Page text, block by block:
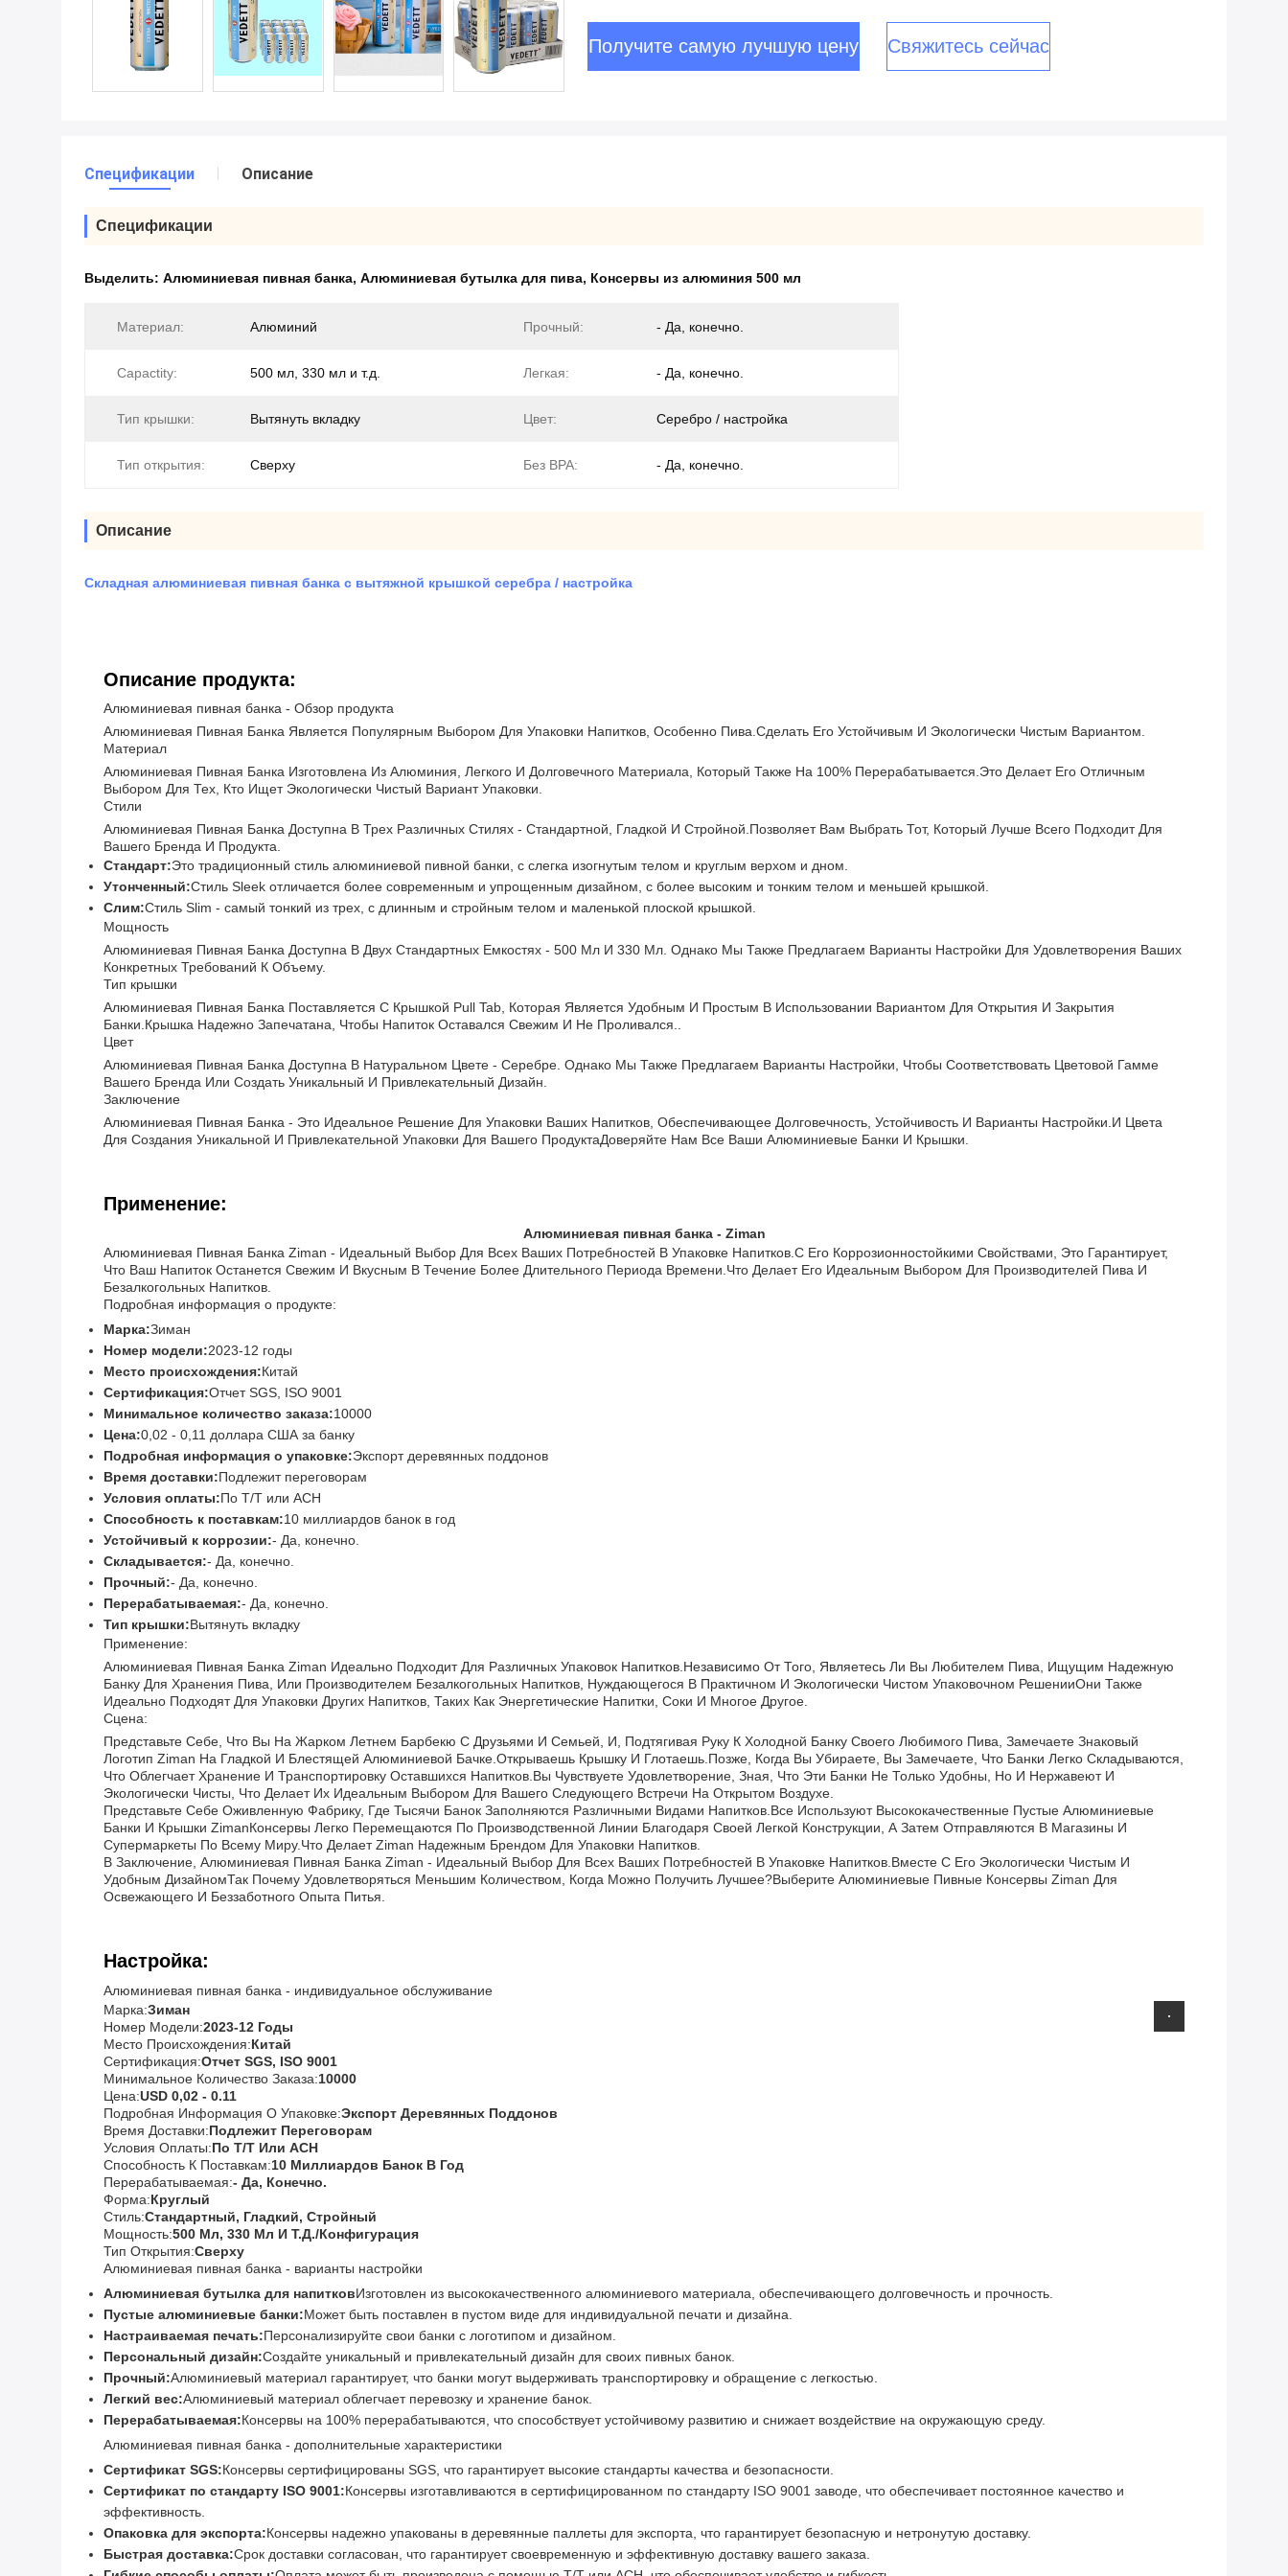
Получите самую лучшую цену Свяжитесь сейчас
Спецификации Описание
Спецификации
Выделить: Алюминиевая пивная банка, Алюминиевая бутылка для пива, Консервы из алюминия 500 мл
Материал: Алюминий Прочный: - Да, конечно.
Capactity: 500 мл, 330 мл и т.д. Легкая: - Да, конечно.
Тип крышки: Вытянуть вкладку Цвет: Серебро / настройка
Тип открытия: Сверху Без BPA: - Да, конечно.
Описание
Складная алюминиевая пивная банка с вытяжной крышкой серебра / настройка
Описание продукта:
Алюминиевая пивная банка - Обзор продукта
Алюминиевая Пивная Банка Является Популярным Выбором Для Упаковки Напитков, Особенно Пива.сделать Его Устойчивым И Экологически Чистым Вариантом.
Материал
Алюминиевая Пивная Банка Изготовлена Из Алюминия, Легкого И Долговечного Материала, Который Также На 100% Перерабатывается.Это Делает Его Отличным
Выбором Для Тех, Кто Ищет Экологически Чистый Вариант Упаковки.
Стили
Алюминиевая Пивная Банка Доступна В Трех Различных Стилях - Стандартной, Гладкой И Стройной.позволяет Вам Выбрать Тот, Который Лучше Всего Подходит Для
Вашего Бренда И Продукта.
Стандарт:Это традиционный стиль алюминиевой пивной банки, с слегка изогнутым телом и круглым верхом и дном.
Утонченный:Стиль Sleek отличается более современным и упрощенным дизайном, с более высоким и тонким телом и меньшей крышкой.
Слим:Стиль Slim - самый тонкий из трех, с длинным и стройным телом и маленькой плоской крышкой.
Мощность
Алюминиевая Пивная Банка Доступна В Двух Стандартных Емкостях - 500 Мл И 330 Мл. Однако Мы Также Предлагаем Варианты Настройки Для Удовлетворения Ваших
Конкретных Требований К Объему.
Тип крышки
Алюминиевая Пивная Банка Поставляется С Крышкой Pull Tab, Которая Является Удобным И Простым В Использовании Вариантом Для Открытия И Закрытия
Банки.Крышка Надежно Запечатана, Чтобы Напиток Оставался Свежим И Не Проливался..
Цвет
Алюминиевая Пивная Банка Доступна В Натуральном Цвете - Серебре. Однако Мы Также Предлагаем Варианты Настройки, Чтобы Соответствовать Цветовой Гамме
Вашего Бренда Или Создать Уникальный И Привлекательный Дизайн.
Заключение
Алюминиевая Пивная Банка - Это Идеальное Решение Для Упаковки Ваших Напитков, Обеспечивающее Долговечность, Устойчивость И Варианты Настройки.и Цвета
Для Создания Уникальной И Привлекательной Упаковки Для Вашего ПродуктаДоверяйте Нам Все Ваши Алюминиевые Банки И Крышки.
Применение:
Алюминиевая пивная банка - Ziman
Алюминиевая Пивная Банка Ziman - Идеальный Выбор Для Всех Ваших Потребностей В Упаковке Напитков.С Его Коррозионностойкими Свойствами, Это Гарантирует,
Что Ваш Напиток Останется Свежим И Вкусным В Течение Более Длительного Периода Времени.что Делает Его Идеальным Выбором Для Производителей Пива И
Безалкогольных Напитков.
Подробная информация о продукте:
Марка:Зиман
Номер модели:2023-12 годы
Место происхождения:Китай
Сертификация:Отчет SGS, ISO 9001
Минимальное количество заказа:10000
Цена:0,02 - 0,11 доллара США за банку
Подробная информация о упаковке:Экспорт деревянных поддонов
Время доставки:Подлежит переговорам
Условия оплаты:По Т/Т или ACH
Способность к поставкам:10 миллиардов банок в год
Устойчивый к коррозии:- Да, конечно.
Складывается:- Да, конечно.
Прочный:- Да, конечно.
Перерабатываемая:- Да, конечно.
Тип крышки:Вытянуть вкладку
Применение:
Алюминиевая Пивная Банка Ziman Идеально Подходит Для Различных Упаковок Напитков.Независимо От Того, Являетесь Ли Вы Любителем Пива, Ищущим Надежную
Банку Для Хранения Пива, Или Производителем Безалкогольных Напитков, Нуждающегося В Практичном И Экологически Чистом Упаковочном РешенииОни Также
Идеально Подходят Для Упаковки Других Напитков, Таких Как Энергетические Напитки, Соки И Многое Другое.
Сцена:
Представьте Себе, Что Вы На Жарком Летнем Барбекю С Друзьями И Семьей, И, Подтягивая Руку К Холодной Банку Своего Любимого Пива, Замечаете Знаковый
Логотип Ziman На Гладкой И Блестящей Алюминиевой Бачке.Открываешь Крышку И Глотаешь.Позже, Когда Вы Убираете, Вы Замечаете, Что Банки Легко Складываются,
Что Облегчает Хранение И Транспортировку Оставшихся Напитков.Вы Чувствуете Удовлетворение, Зная, Что Эти Банки Не Только Удобны, Но И Нержавеют И
Экологически Чисты, Что Делает Их Идеальным Выбором Для Вашего Следующего Встречи На Открытом Воздухе.
Представьте Себе Оживленную Фабрику, Где Тысячи Банок Заполняются Различными Видами Напитков.Все Используют Высококачественные Пустые Алюминиевые
Банки И Крышки ZimanКонсервы Легко Перемещаются По Производственной Линии Благодаря Своей Легкой Конструкции, А Затем Отправляются В Магазины И
Супермаркеты По Всему Миру.что Делает Ziman Надежным Брендом Для Упаковки Напитков.
В Заключение, Алюминиевая Пивная Банка Ziman - Идеальный Выбор Для Всех Ваших Потребностей В Упаковке Напитков.вместе С Его Экологически Чистым И
Удобным ДизайномТак Почему Удовлетворяться Меньшим Количеством, Когда Можно Получить Лучшее?Выберите Алюминиевые Пивные Консервы Ziman Для
Освежающего И Беззаботного Опыта Питья.
Настройка:
Алюминиевая пивная банка - индивидуальное обслуживание
Марка:Зиман
Номер Модели:2023-12 Годы
Место Происхождения:Китай
Сертификация:Отчет SGS, ISO 9001
Минимальное Количество Заказа:10000
Цена:USD 0,02 - 0.11
Подробная Информация О Упаковке:Экспорт Деревянных Поддонов
Время Доставки:Подлежит Переговорам
Условия Оплаты:По Т/Т Или ACH
Способность К Поставкам:10 Миллиардов Банок В Год
Перерабатываемая:- Да, Конечно.
Форма:Круглый
Стиль:Стандартный, Гладкий, Стройный
Мощность:500 Мл, 330 Мл И Т.д./Конфигурация
Тип Открытия:Сверху
Алюминиевая пивная банка - варианты настройки
Алюминиевая бутылка для напитковИзготовлен из высококачественного алюминиевого материала, обеспечивающего долговечность и прочность.
Пустые алюминиевые банки:Может быть поставлен в пустом виде для индивидуальной печати и дизайна.
Настраиваемая печать:Персонализируйте свои банки с логотипом и дизайном.
Персональный дизайн:Создайте уникальный и привлекательный дизайн для своих пивных банок.
Прочный:Алюминиевый материал гарантирует, что банки могут выдерживать транспортировку и обращение с легкостью.
Легкий вес:Алюминиевый материал облегчает перевозку и хранение банок.
Перерабатываемая:Консервы на 100% перерабатываются, что способствует устойчивому развитию и снижает воздействие на окружающую среду.
Алюминиевая пивная банка - дополнительные характеристики
Сертификат SGS:Консервы сертифицированы SGS, что гарантирует высокие стандарты качества и безопасности.
Сертификат по стандарту ISO 9001:Консервы изготавливаются в сертифицированном по стандарту ISO 9001 заводе, что обеспечивает постоянное качество и
эффективность.
Опаковка для экспорта:Консервы надежно упакованы в деревянные паллеты для экспорта, что гарантирует безопасную и нетронутую доставку.
Быстрая доставка:Срок доставки согласован, что гарантирует своевременную и эффективную доставку вашего заказа.